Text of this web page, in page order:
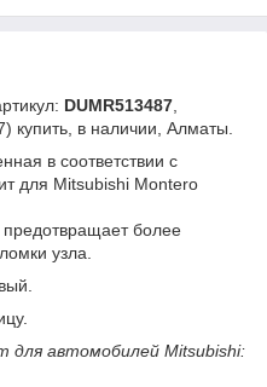
DUMR513487
купить, в наличии, Алматы.
в соответствии с
для Mitsubishi Montero
более
узла.
для автомобилей Mitsubishi: